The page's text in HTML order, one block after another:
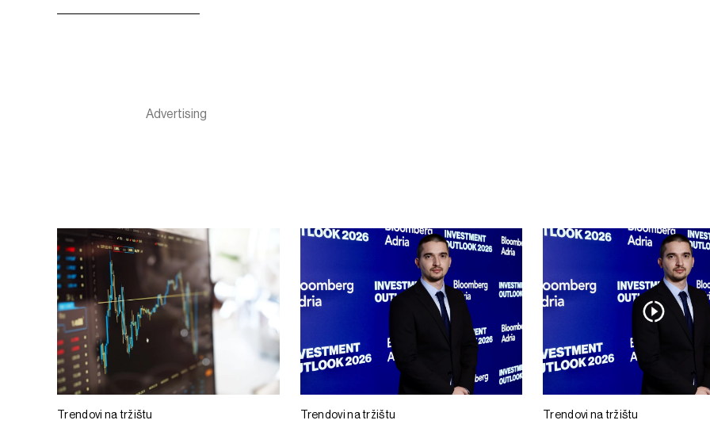
Trendovi na tržištu Trendovi na tržištu Trendovi na tržištu